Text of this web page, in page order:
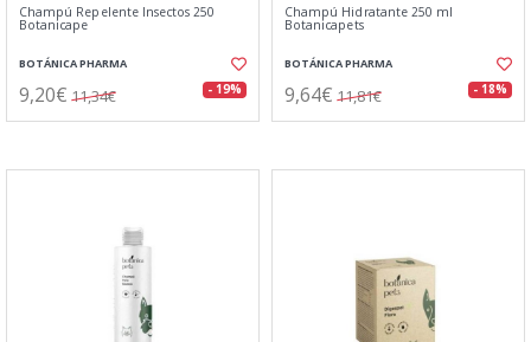
Champú Repelente Insectos 250
Botanicape
BOTÁNICA PHARMA
9,20€ 11,34€ - 19%
Champú Hidratante 250 ml
Botanicapets
BOTÁNICA PHARMA
9,64€ 11,81€ - 18%